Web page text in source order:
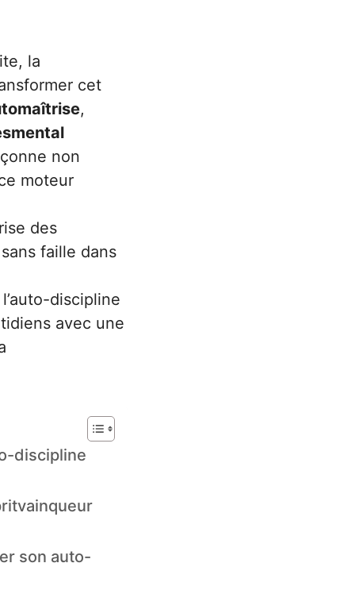
la
cet
,
non
moteur
des
faille dans
discipline
avec une
discipline
son auto-